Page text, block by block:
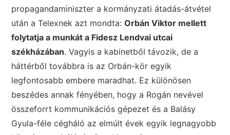
propagandaminiszter a kormányzati átadás-átvétel
után a Telexnek azt mondta:Orbán Viktor mellett
folytatja a munkát a Fidesz Lendvai utcai
székházában. Vagyis a kabinetből távozik, de a
háttérből továbbra is az Orbán-kör egyik
legfontosabb embere maradhat. Ez különösen
beszédes annak fényében, hogy a Rogán nevével
összeforrt kommunikációs gépezet és a Balásy
Gyula-féle cégháló az elmúlt évek egyik legnagyobb